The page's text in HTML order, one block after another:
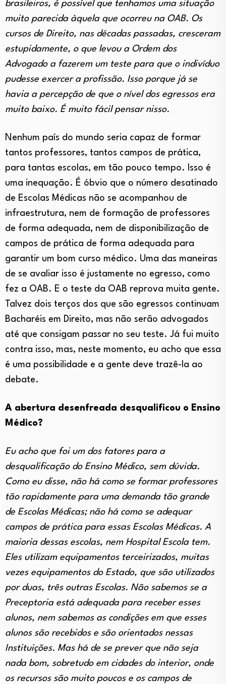
brasileiros, é possível que tenhamos uma situação
muito parecida àquela que ocorreu na OAB. Os
cursos de Direito, nas décadas passadas, cresceram
estupidamente, o que levou a Ordem dos
Advogado a fazerem um teste para que o indivíduo
pudesse exercer a profissão. Isso porque já se
havia a percepção de que o nível dos egressos era
muito baixo. É muito fácil pensar nisso.
Nenhum país do mundo seria capaz de formar
tantos professores, tantos campos de prática,
para tantas escolas, em tão pouco tempo. Isso é
uma inequação. É óbvio que o número desatinado
de Escolas Médicas não se acompanhou de
infraestrutura, nem de formação de professores
de forma adequada, nem de disponibilização de
campos de prática de forma adequada para
garantir um bom curso médico. Uma das maneiras
de se avaliar isso é justamente no egresso, como
fez a OAB. E o teste da OAB reprova muita gente.
Talvez dois terços dos que são egressos continuam
Bacharéis em Direito, mas não serão advogados
até que consigam passar no seu teste. Já fui muito
contra isso, mas, neste momento, eu acho que essa
é uma possibilidade e a gente deve trazê-la ao
debate.
A abertura desenfreada desqualificou o Ensino
Médico?
Eu acho que foi um dos fatores para a
desqualificação do Ensino Médico, sem dúvida.
Como eu disse, não há como se formar professores
tão rapidamente para uma demanda tão grande
de Escolas Médicas; não há como se adequar
campos de prática para essas Escolas Médicas. A
maioria dessas escolas, nem Hospital Escola tem.
Eles utilizam equipamentos terceirizados, muitas
vezes equipamentos do Estado, que são utilizados
por duas, três outras Escolas. Não sabemos se a
Preceptoria está adequada para receber esses
alunos, nem sabemos as condições em que esses
alunos são recebidos e são orientados nessas
Instituições. Mas há de se prever que não seja
nada bom, sobretudo em cidades do interior, onde
os recursos são muito poucos e os campos de